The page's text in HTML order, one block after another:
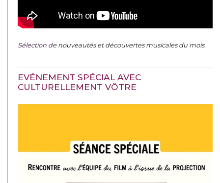
Sélection denouveautés et découvertes musicales du mois.
EVÉNEMENT SPÉCIAL AVEC
CULTURELLEMENT VÔTRE